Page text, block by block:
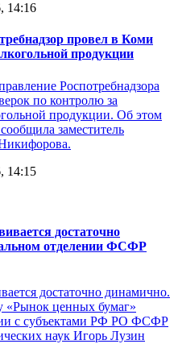
14:16
провел в Коми
продукции
Роспотребнадзора
по контролю за
продукции. Об этом
заместитель
14:15
достаточно
отделении ФСФР
достаточно динамично.
«Рынок ценных бумаг»
с субъектами РФ РО ФСФР
наук Игорь Лузин